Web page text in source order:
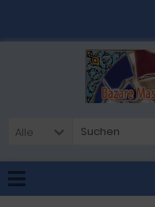
Alle